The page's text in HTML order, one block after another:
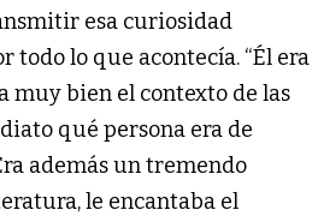
esa curiosidad
lo que acontecía. “Él era
muy bien el contexto de las
qué persona era de
además un tremendo
le encantaba el